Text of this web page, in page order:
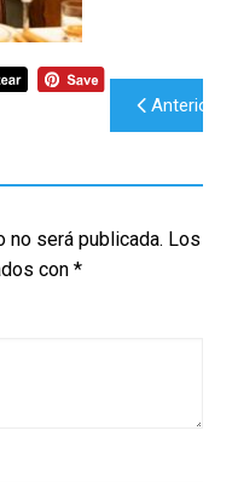
Anterior
no será publicada. Los
con *